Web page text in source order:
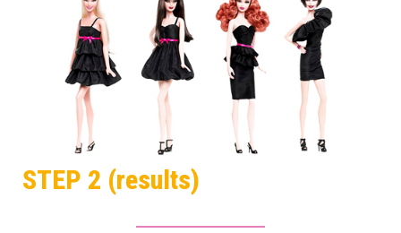
STEP 2 (results)